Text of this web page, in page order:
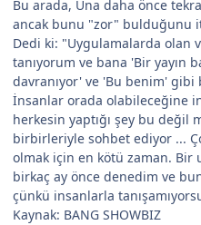
Bu arada, Una daha önce
ancak bunu "zor" bulduğunu
Dedi ki: "Uygulamalarda olan
tanıyorum ve bana 'Bir yayın
davranıyor' ve 'Bu benim'
İnsanlar orada olabileceğine
herkesin yaptığı şey bu değil
birbirleriyle sohbet ediyor ...
olmak için en kötü zaman. Bir
birkaç ay önce denedim ve
çünkü insanlarla
Kaynak: BANG SHOWBIZ